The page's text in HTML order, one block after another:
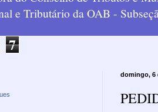
e Tributário da OAB -
7
domingo, 6